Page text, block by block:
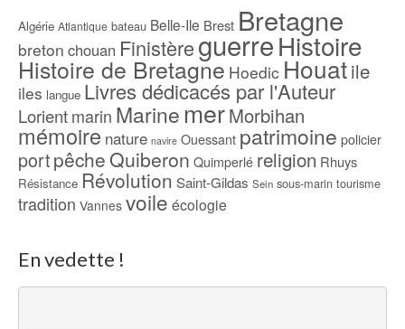
Algérie Atlantique bateau Belle-Ile Brest Bretagne
breton chouan FinistèreguerreHistoire
Histoire de Bretagne Hoedic Houatile
iles langue Livres dédicacés par l'Auteur
Lorientmarin Marine merMorbihan
mémoire nature navire Ouessant patrimoine policier
portpêcheQuiberon Quimperlé religion Rhuys
Résistance Révolution Saint-Gildas Sein sous-marin tourisme
tradition Vannes voile écologie
En vedette !